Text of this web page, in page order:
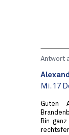
Antwort
Mi. 17
Guten
Bin